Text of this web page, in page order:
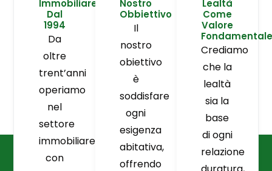
Immobiliare
Dal
1994
Da
oltre
trent’anni
operiamo
nel
settore
immobiliare
con
Nostro
Obbiettivo
Il
nostro
obiettivo
è
soddisfare
ogni
esigenza
abitativa,
offrendo
Lealtà
Come
Valore
Fondamentale
Crediamo
che la
lealtà
sia la
base
di ogni
relazione